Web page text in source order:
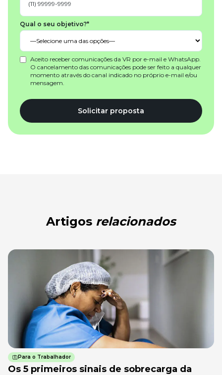
Qual o seu objetivo?*
Aceito receber comunicações da VR por e-mail e WhatsApp.
O cancelamento das comunicações pode ser feito a qualquer
momento através do canal indicado no próprio e-mail e/ou
mensagem.
Solicitar proposta
Artigos relacionados
Para o Trabalhador
Os 5 primeiros sinais de sobrecarga da